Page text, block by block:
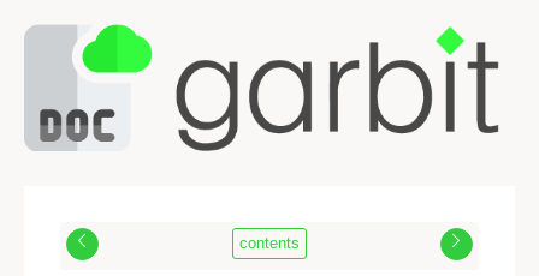
contents
1. APPS